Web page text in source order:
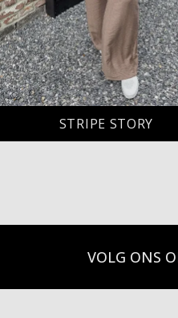
STRIPE STORY
VOLG ONS